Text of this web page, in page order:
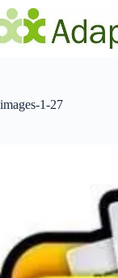
Passer
au
contenu
images-1-27